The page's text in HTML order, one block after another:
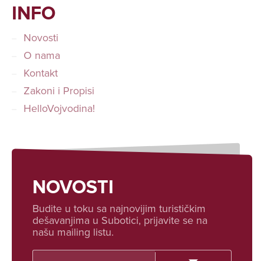
INFO
Novosti
O nama
Kontakt
Zakoni i Propisi
HelloVojvodina!
NOVOSTI
Budite u toku sa najnovijim turističkim
dešavanjima u Subotici, prijavite se na
našu mailing listu.